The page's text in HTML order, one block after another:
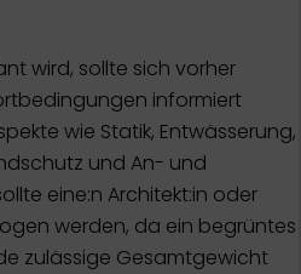
wird, sollte sich vorher
informiert
wie Statik, Entwässerung,
und An- und
eine:n Architekt:in oder
werden, da ein begrüntes
zulässige Gesamtgewicht